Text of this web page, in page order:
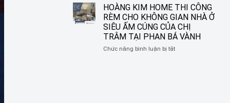
MUỖI
CHO
NHÀ
ANH
THẮNG
TẠI
KIM
HOME
THI
CÔNG
RÈM
CUỐN
HOÀNG KIM HOME THI CÔNG
RÈM CHO KHÔNG GIAN NHÀ Ở
SIÊU ẤM CÚNG CỦA CHỊ
TRÂM TẠI PHAN BÁ VÀNH
Chức năng bình luận bị tắtở